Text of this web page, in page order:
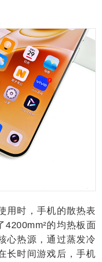
时，手机的散热表
的均热板面
心热源，通过蒸发冷
长时间游戏后，手机